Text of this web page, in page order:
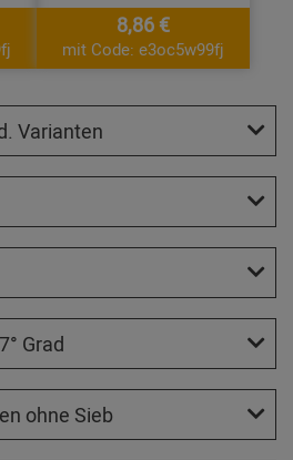
8,86 €
mit Code: e3oc5w99fj
Varianten
Grad
ohne Sieb